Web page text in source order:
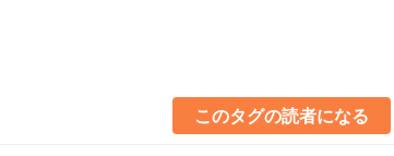
このタグの読者になる